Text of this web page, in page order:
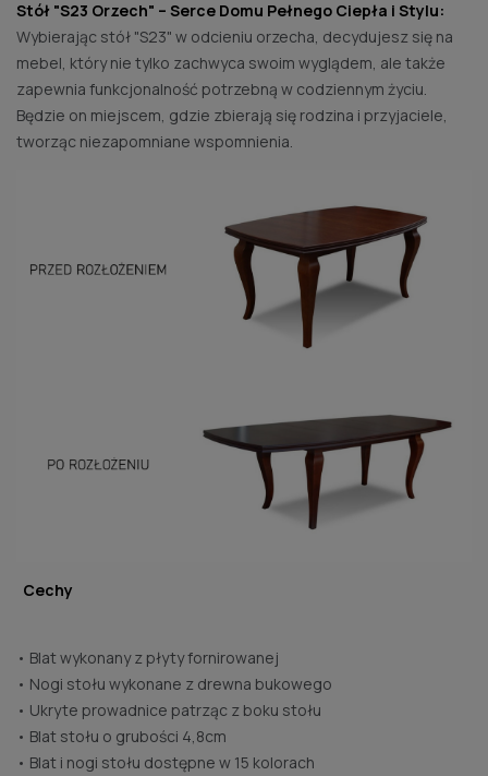
Stół "S23 Orzech" – Serce Domu Pełnego Ciepła i Stylu:
Wybierając stół "S23" w odcieniu orzecha, decydujesz się na
mebel, który nie tylko zachwyca swoim wyglądem, ale także
zapewnia funkcjonalność potrzebną w codziennym życiu.
Będzie on miejscem, gdzie zbierają się rodzina i przyjaciele,
tworząc niezapomniane wspomnienia.
Cechy
• Blat wykonany z płyty fornirowanej
• Nogi stołu wykonane z drewna bukowego
• Ukryte prowadnice patrząc z boku stołu
• Blat stołu o grubości 4,8cm
• Blat i nogi stołu dostępne w 15 kolorach